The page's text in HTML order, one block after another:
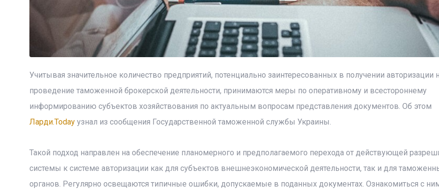
Учитывая значительное количество предприятий, потенциально заинтересованных в получении авторизации
проведение таможенной брокерской деятельности, принимаются меры по оперативному и всестороннему
информированию субъектов хозяйствования по актуальным вопросам представления документов. Об этом
Ларди.Todayузнал из сообщения Государственной таможенной службы Украины.
Такой подход направлен на обеспечение планомерного и предполагаемого перехода от действующей
системы к системе авторизации как для субъектов внешнеэкономической деятельности, так и для
органов. Регулярно освещаются типичные ошибки, допускаемые в поданных документах. Ознакомиться с